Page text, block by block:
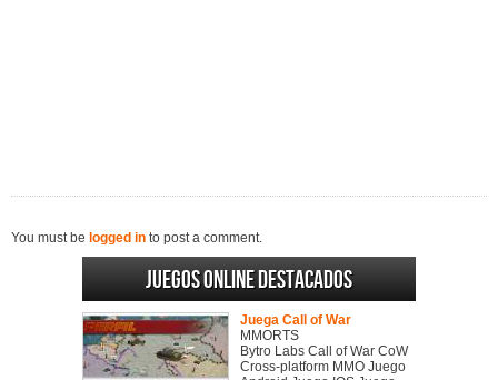
You must be logged in to post a comment.
Juegos online destacados
Juega Call of War
MMORTS
Bytro Labs Call of War CoW
Cross-platform MMO Juego